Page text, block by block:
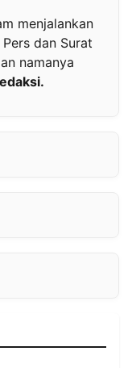
menjalankan
dan Surat
namanya